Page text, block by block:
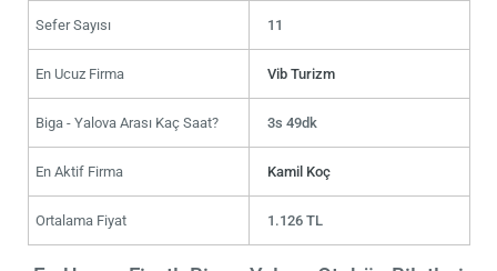
Sefer Sayısı 11
En Ucuz Firma Vib Turizm
Biga - Yalova Arası Kaç Saat? 3s 49dk
En Aktif Firma Kamil Koç
Ortalama Fiyat 1.126 TL